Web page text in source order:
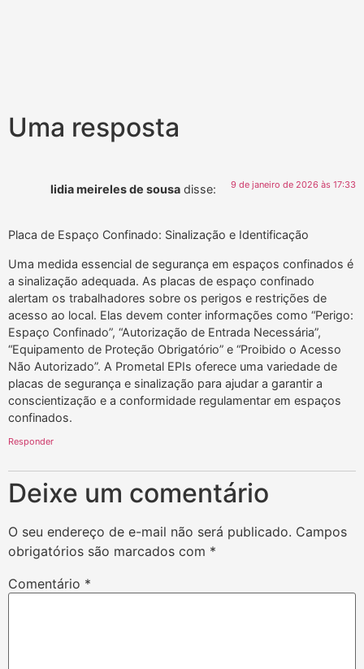
Uma resposta
lidia meireles de sousa disse: 9 de janeiro de 2026 às 17:33
Placa de Espaço Confinado: Sinalização e Identificação
Uma medida essencial de segurança em espaços confinados é
a sinalização adequada. As placas de espaço confinado
alertam os trabalhadores sobre os perigos e restrições de
acesso ao local. Elas devem conter informações como “Perigo:
Espaço Confinado”, “Autorização de Entrada Necessária”,
“Equipamento de Proteção Obrigatório” e “Proibido o Acesso
Não Autorizado”. A Prometal EPIs oferece uma variedade de
placas de segurança e sinalização para ajudar a garantir a
conscientização e a conformidade regulamentar em espaços
confinados.
Responder
Deixe um comentário
O seu endereço de e-mail não será publicado. Campos
obrigatórios são marcados com *
Comentário *